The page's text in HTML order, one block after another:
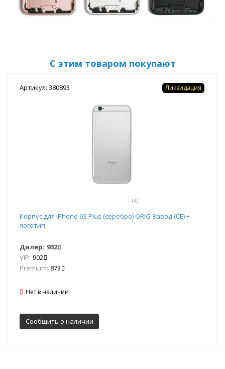
С этим товаром покупают
Артикул: 380893
(4)
Ликвидация
Корпус для iPhone 6S Plus (серебро) ORIG Завод (CE) +
логотип
Дилер: 932
VIP: 902
Premium: 873
Нет в наличии
Сообщить о наличии